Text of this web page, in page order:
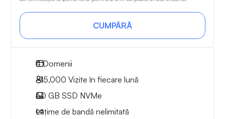
CUMPĂRĂ
4Domenii
~15,000 Vizite în fiecare lună
60 GB SSD NVMe
Lățime de bandă nelimitată